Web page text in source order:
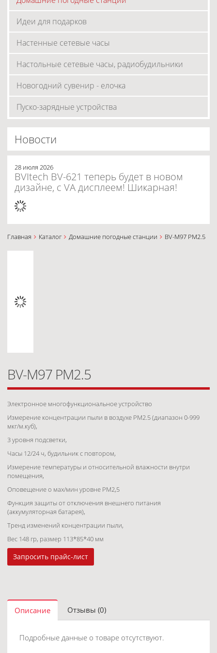
Идеи для подарков
Настенные сетевые часы
Настольные сетевые часы, радиобудильники
Новогодний сувенир - елочка
Пуско-зарядные устройства
Новости
28 июля 2026
BVItech BV-621 теперь будет в новом
дизайне, с VA дисплеем! Шикарная!
Главная Каталог Домашние погодные станции BV-M97 PM2.5
BV-M97 PM2.5
Электронное многофункциональное устройство
Измерение концентрации пыли в воздухе PM2.5 (диапазон 0-999
мкг/м.куб),
3 уровня подсветки,
Часы 12/24 ч, будильник с повтором,
Измерение температуры и относительной влажности внутри
помещения,
Оповещение о мах/мин уровне РМ2,5
Функция защиты от отключения внешнего питания
(аккумуляторная батарея),
Тренд изменений концентрации пыли,
Вес 148 гр, размер 113*85*40 мм
Запросить прайс-лист
Описание Отзывы (0)
Подробные данные о товаре отсутствуют.